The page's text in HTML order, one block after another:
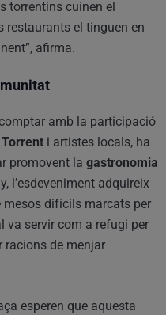
torrentins cuinen el
restaurants el tinguen en
afirma.
comptar amb la participació
i artistes locals, ha
promovent la gastronomia
l’esdeveniment adquireix
mesos difícils marcats per
va servir com a refugi per
racions de menjar
esperen que aquesta